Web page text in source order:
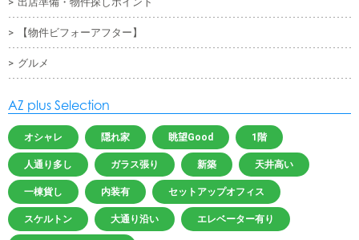
【物件ビフォーアフター】
グルメ
AZ plus Selection
オシャレ 隠れ家 眺望Good 1階
人通り多し ガラス張り 新築 天井高い
一棟貨し 内装有 セットアップオフィス
スケルトン 大通り沿い エレベーター有り